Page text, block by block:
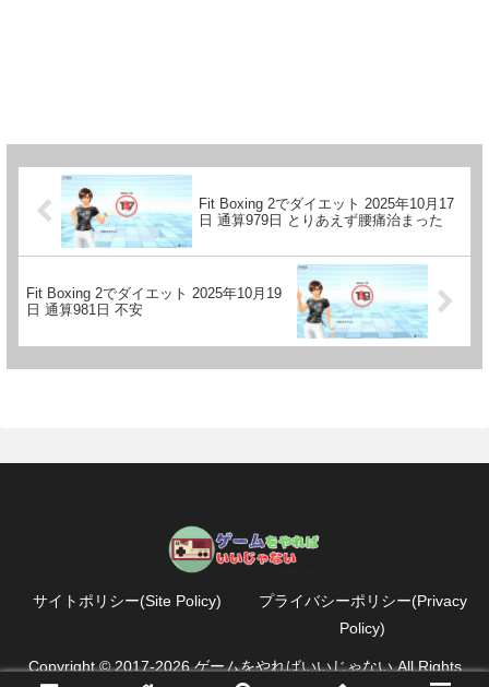
Fit Boxing 2でダイエット 2025年10月17
日 通算979日 とりあえず腰痛治まった
Fit Boxing 2でダイエット 2025年10月19
日 通算981日 不安
サイトポリシー(Site Policy)
プライバシーポリシー(Privacy
Policy)
Copyright © 2017-2026 ゲームをやればいいじゃない All Rights